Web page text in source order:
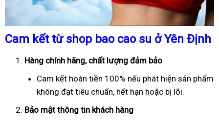
Cam kết từ shop bao cao su ở Yên Định
Hàng chính hãng, chất lượng đảm bảo
Cam kết hoàn tiền 100% nếu phát hiện sản phẩm
không đạt tiêu chuẩn, hết hạn hoặc bị lỗi.
Bảo mật thông tin khách hàng